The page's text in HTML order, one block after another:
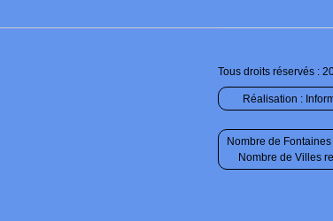
Tous droits réservés :
Réalisation :
Nombre de
Nombre de Villes